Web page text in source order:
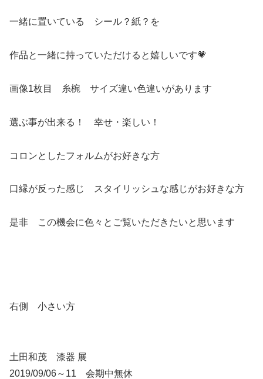
一緒に置いている シール？紙？を
作品と一緒に持っていただけると嬉しいです💗
画像1枚目 糸椀 サイズ違い色違いがあります
選ぶ事が出来る！ 幸せ・楽しい！
コロンとしたフォルムがお好きな方
口縁が反った感じ スタイリッシュな感じがお好きな方
是非 この機会に色々とご覧いただきたいと思います
右側 小さい方
土田和茂 漆器 展
2019/09/06～11 会期中無休